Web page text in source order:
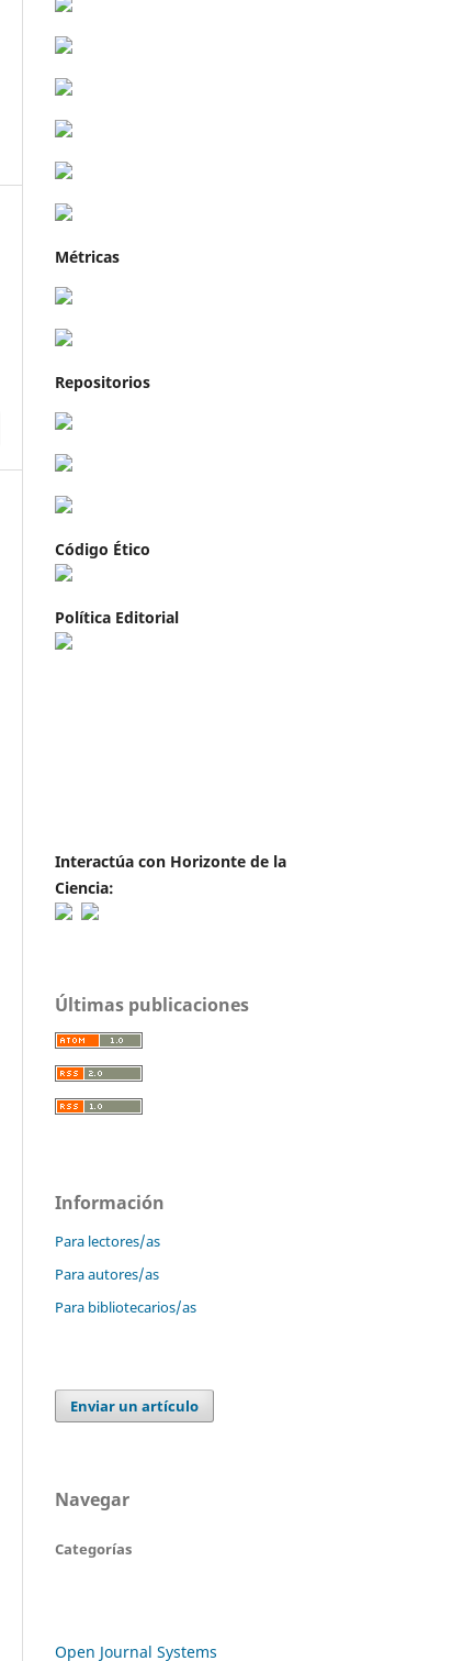
Métricas
Repositorios
Código Ético
Política Editorial
Interactúa con Horizonte de la
Ciencia:
Últimas publicaciones
Información
Para lectores/as
Para autores/as
Para bibliotecarios/as
Enviar un artículo
Navegar
Categorías
Open Journal Systems